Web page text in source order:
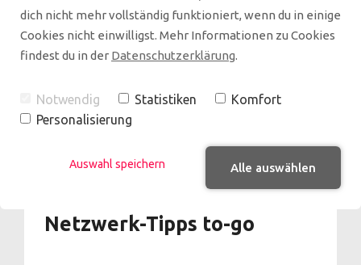
Shares
Auf die Schnelle: 10
Netzwerk-Tipps to-go
dich nicht mehr vollständig funktioniert, wenn du in einige
Cookies nicht einwilligst. Mehr Informationen zu Cookies
findest du in der Datenschutzerklärung.
Notwendig Statistiken
Komfort
Personalisierung
Auswahl speichern Alle auswählen